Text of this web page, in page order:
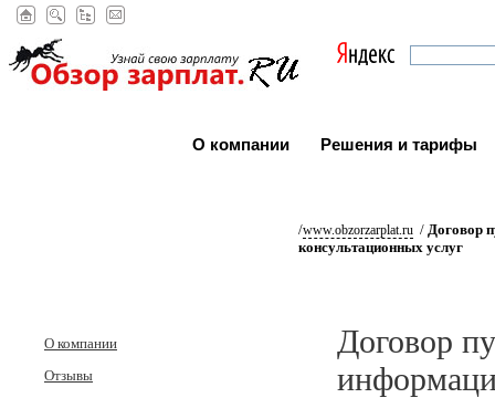
О компании Решения и тарифы
/www.obzorzarplat.ru / Договор
консультационных услуг
О компании
Отзывы
Договор